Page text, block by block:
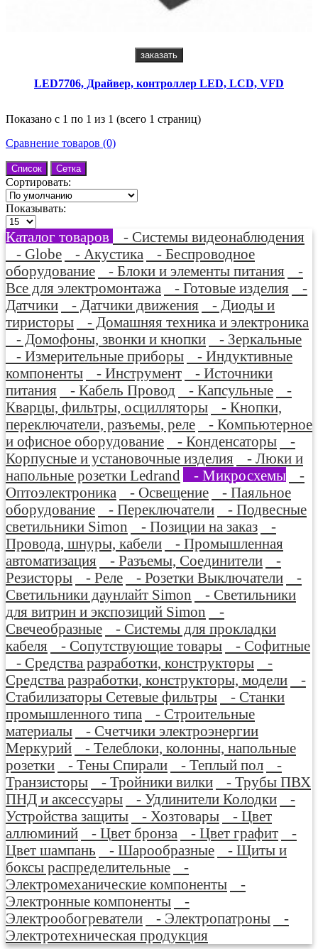
заказать
LED7706, Драйвер, контроллер LED, LCD, VFD
Показано с 1 по 1 из 1 (всего 1 страниц)
Сравнение товаров (0)
Список Сетка
Сортировать:
Показывать:
Каталог товаров
- Системы видеонаблюдения
- Globe
- Акустика
- Беспроводное
оборудование
- Блоки и элементы питания
-
Все для электромонтажа
- Готовые изделия
-
Датчики
- Датчики движения
- Диоды и
тиристоры
- Домашняя техника и электроника
- Домофоны, звонки и кнопки
- Зеркальные
- Измерительные приборы
- Индуктивные
компоненты
- Инструмент
- Источники
питания
- Кабель Провод - Капсульные
-
Кварцы, фильтры, осцилляторы
- Кнопки,
переключатели, разъемы, реле
- Компьютерное
и офисное оборудование
- Конденсаторы
-
Корпусные и установочные изделия
- Люки и
напольные розетки Ledrand
- Микросхемы
-
Оптоэлектроника
- Освещение
- Паяльное
оборудование
- Переключатели
- Подвесные
светильники Simon
- Позиции на заказ
-
Провода, шнуры, кабели
- Промышленная
автоматизация
- Разъемы, Соединители
-
Резисторы
- Реле - Розетки Выключатели
-
Светильники даунлайт Simon
- Светильники
для витрин и экспозиций Simon
-
Свечеобразные
- Системы для прокладки
кабеля
- Сопутствующие товары
- Софитные
- Средства разработки, конструкторы
-
Средства разработки, конструкторы, модели
-
Стабилизаторы Сетевые фильтры
- Станки
промышленного типа
- Строительные
материалы
- Счетчики электроэнергии
Меркурий
- Телеблоки, колонны, напольные
розетки
- Тены Спирали - Теплый пол
-
Транзисторы
- Тройники вилки
- Трубы ПВХ
ПНД и аксессуары
- Удлинители Колодки
-
Устройства защиты
- Хозтовары
- Цвет
аллюминий
- Цвет бронза - Цвет графит
-
Цвет шампань
- Шарообразные
- Щиты и
боксы распределительные
-
Электромеханические компоненты
-
Электронные компоненты
-
Электрообогреватели
- Электропатроны
-
Электротехническая продукция